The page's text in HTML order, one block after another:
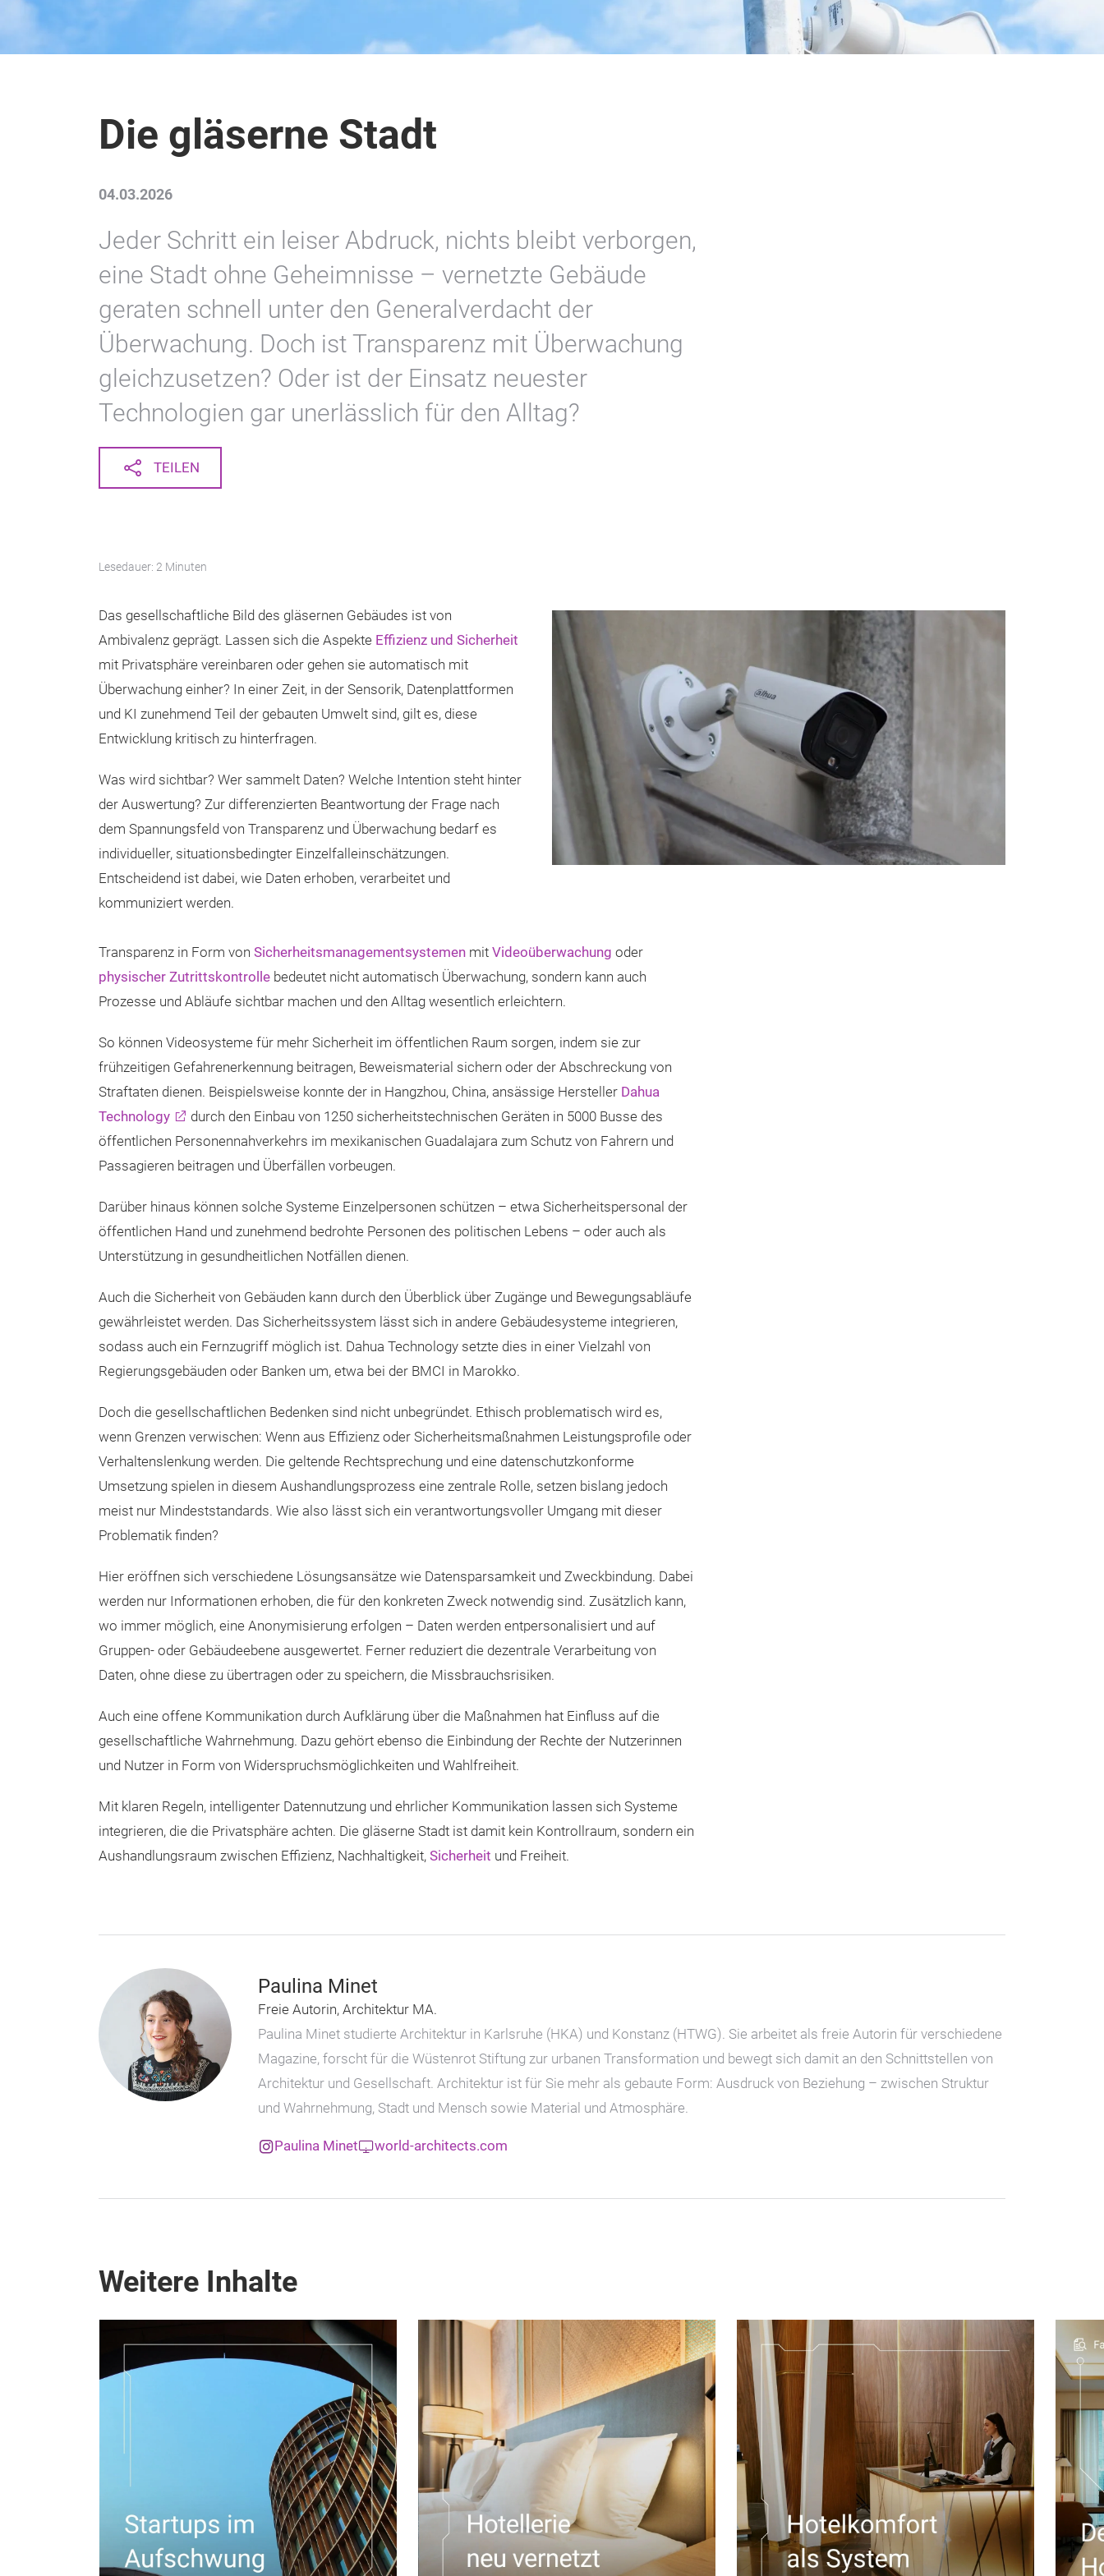
Die gläserne Stadt
04.03.2026
Jeder Schritt ein leiser Abdruck, nichts bleibt verborgen,
eine Stadt ohne Geheimnisse – vernetzte Gebäude
geraten schnell unter den Generalverdacht der
Überwachung. Doch ist Transparenz mit Überwachung
gleichzusetzen? Oder ist der Einsatz neuester
Technologien gar unerlässlich für den Alltag?
TEILEN
Lesedauer: 2 Minuten
Das gesellschaftliche Bild des gläsernen Gebäudes ist von
Ambivalenz geprägt. Lassen sich die Aspekte Effizienz und Sicherheit
mit Privatsphäre vereinbaren oder gehen sie automatisch mit
Überwachung einher? In einer Zeit, in der Sensorik, Datenplattformen
und KI zunehmend Teil der gebauten Umwelt sind, gilt es, diese
Entwicklung kritisch zu hinterfragen.
Was wird sichtbar? Wer sammelt Daten? Welche Intention steht hinter
der Auswertung? Zur differenzierten Beantwortung der Frage nach
dem Spannungsfeld von Transparenz und Überwachung bedarf es
individueller, situationsbedingter Einzelfalleinschätzungen.
Entscheidend ist dabei, wie Daten erhoben, verarbeitet und
kommuniziert werden.
Transparenz in Form von Sicherheitsmanagementsystemen mit Videoüberwachung oder
physischer Zutrittskontrolle bedeutet nicht automatisch Überwachung, sondern kann auch
Prozesse und Abläufe sichtbar machen und den Alltag wesentlich erleichtern.
So können Videosysteme für mehr Sicherheit im öffentlichen Raum sorgen, indem sie zur
frühzeitigen Gefahrenerkennung beitragen, Beweismaterial sichern oder der Abschreckung von
Straftaten dienen. Beispielsweise konnte der in Hangzhou, China, ansässige Hersteller Dahua
Technology
durch den Einbau von 1250 sicherheitstechnischen Geräten in 5000 Busse des
öffentlichen Personennahverkehrs im mexikanischen Guadalajara zum Schutz von Fahrern und
Passagieren beitragen und Überfällen vorbeugen.
Darüber hinaus können solche Systeme Einzelpersonen schützen – etwa Sicherheitspersonal der
öffentlichen Hand und zunehmend bedrohte Personen des politischen Lebens – oder auch als
Unterstützung in gesundheitlichen Notfällen dienen.
Auch die Sicherheit von Gebäuden kann durch den Überblick über Zugänge und Bewegungsabläufe
gewährleistet werden. Das Sicherheitssystem lässt sich in andere Gebäudesysteme integrieren,
sodass auch ein Fernzugriff möglich ist. Dahua Technology setzte dies in einer Vielzahl von
Regierungsgebäuden oder Banken um, etwa bei der BMCI in Marokko.
Doch die gesellschaftlichen Bedenken sind nicht unbegründet. Ethisch problematisch wird es,
wenn Grenzen verwischen: Wenn aus Effizienz oder Sicherheitsmaßnahmen Leistungsprofile oder
Verhaltenslenkung werden. Die geltende Rechtsprechung und eine datenschutzkonforme
Umsetzung spielen in diesem Aushandlungsprozess eine zentrale Rolle, setzen bislang jedoch
meist nur Mindeststandards. Wie also lässt sich ein verantwortungsvoller Umgang mit dieser
Problematik finden?
Hier eröffnen sich verschiedene Lösungsansätze wie Datensparsamkeit und Zweckbindung. Dabei
werden nur Informationen erhoben, die für den konkreten Zweck notwendig sind. Zusätzlich kann,
wo immer möglich, eine Anonymisierung erfolgen – Daten werden entpersonalisiert und auf
Gruppen- oder Gebäudeebene ausgewertet. Ferner reduziert die dezentrale Verarbeitung von
Daten, ohne diese zu übertragen oder zu speichern, die Missbrauchsrisiken.
Auch eine offene Kommunikation durch Aufklärung über die Maßnahmen hat Einfluss auf die
gesellschaftliche Wahrnehmung. Dazu gehört ebenso die Einbindung der Rechte der Nutzerinnen
und Nutzer in Form von Widerspruchsmöglichkeiten und Wahlfreiheit.
Mit klaren Regeln, intelligenter Datennutzung und ehrlicher Kommunikation lassen sich Systeme
integrieren, die die Privatsphäre achten. Die gläserne Stadt ist damit kein Kontrollraum, sondern ein
Aushandlungsraum zwischen Effizienz, Nachhaltigkeit, Sicherheit und Freiheit.
Paulina Minet
Freie Autorin, Architektur MA.
Paulina Minet studierte Architektur in Karlsruhe (HKA) und Konstanz (HTWG). Sie arbeitet als freie Autorin für verschiedene
Magazine, forscht für die Wüstenrot Stiftung zur urbanen Transformation und bewegt sich damit an den Schnittstellen von
Architektur und Gesellschaft. Architektur ist für Sie mehr als gebaute Form: Ausdruck von Beziehung – zwischen Struktur
und Wahrnehmung, Stadt und Mensch sowie Material und Atmosphäre.
Paulina Minet world-architects.com
Weitere Inhalte